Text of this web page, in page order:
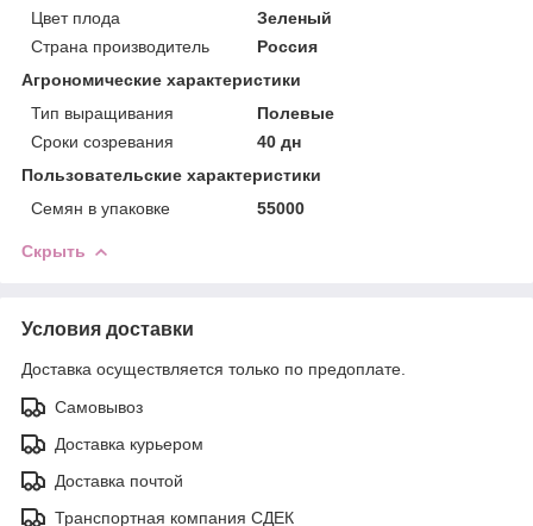
Цвет плода
Зеленый
Страна производитель
Россия
Агрономические характеристики
Тип выращивания
Полевые
Сроки созревания
40 дн
Пользовательские характеристики
Семян в упаковке
55000
Скрыть
Условия доставки
Доставка осуществляется только по предоплате.
Самовывоз
Доставка курьером
Доставка почтой
Транспортная компания СДЕК